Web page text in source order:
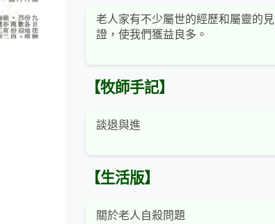
老人家有不少屬世的經歷和屬靈的見
證，使我們獲益良多。
【牧師手記】
談退與進
【生活版】
關於老人自殺問題